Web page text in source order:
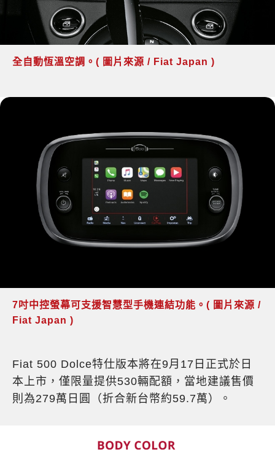
全自動恆溫空調。( 圖片來源 / Fiat Japan )
7吋中控螢幕可支援智慧型手機連結功能。( 圖片來源 /
Fiat Japan )
Fiat 500 Dolce特仕版本將在9月17日正式於日
本上市，僅限量提供530輛配額，當地建議售價
則為279萬日圓（折合新台幣約59.7萬）。